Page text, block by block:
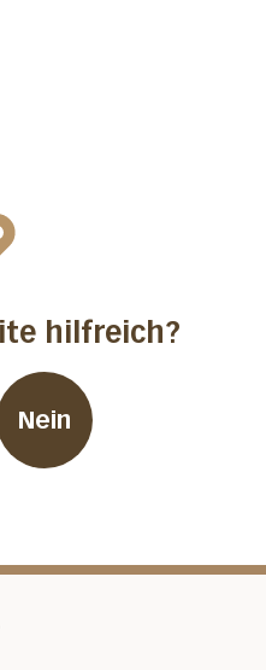
hilfreich?
Nein